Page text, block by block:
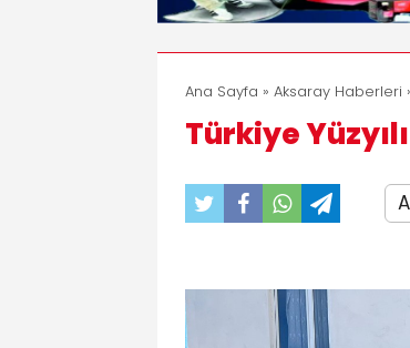
Ana Sayfa » Aksaray Haberleri
Türkiye
A